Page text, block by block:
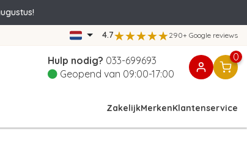
4.7 290+ Google reviews
Hulp nodig? 033-699693
Geopend van 09:00-17:00
0
ZakelijkMerkenKlantenservice